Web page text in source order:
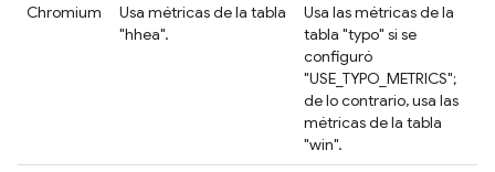
Chromium
Usa métricas de la tabla
"hhea".
Usa las métricas de la
tabla "typo" si se
configuró
"USE_TYPO_METRICS";
de lo contrario, usa las
métricas de la tabla
"win".